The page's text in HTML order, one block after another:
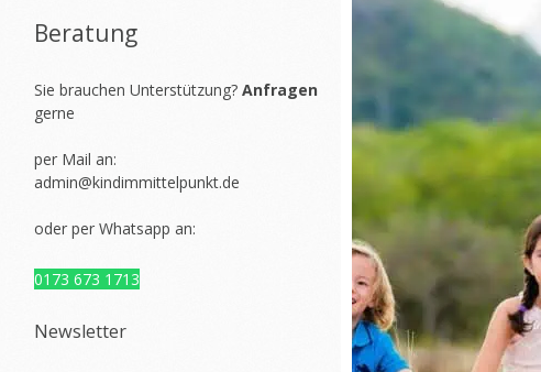
Beratung
Sie brauchen Unterstützung? Anfragen
gerne
per Mail an:
admin@kindimmittelpunkt.de
oder per Whatsapp an:
0173 673 1713
Newsletter